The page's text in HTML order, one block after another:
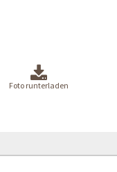
Foto runterladen